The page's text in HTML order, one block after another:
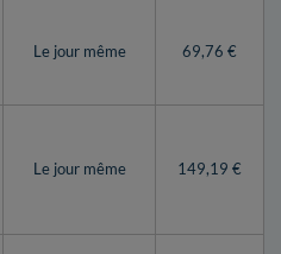
Le jour même 69,76 €
Le jour même 149,19 €